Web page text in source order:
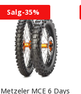
kr 2.405,00.
er:
kr 1.563,00.
Salg-35%
Metzeler MCE 6 Days